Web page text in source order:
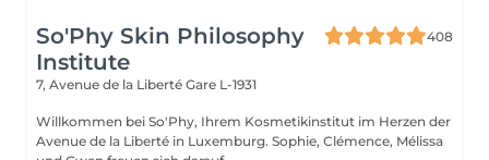
So'Phy Skin Philosophy
Institute
408
7, Avenue de la Liberté Gare L-1931
Willkommen bei So'Phy, Ihrem Kosmetikinstitut im Herzen der
Avenue de la Liberté in Luxemburg. Sophie, Clémence, Mélissa